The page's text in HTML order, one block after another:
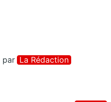
par La Rédaction